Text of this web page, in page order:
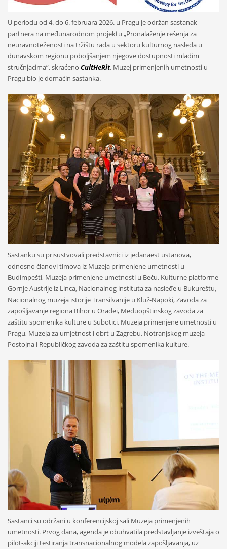
U periodu od 4. do 6. februara 2026. u Pragu je održan sastanak
partnera na međunarodnom projektu „Pronalaženje rešenja za
neuravnoteženosti na tržištu rada u sektoru kulturnog nasleđa u
dunavskom regionu poboljšanjem njegove dostupnosti mladim
stručnjacima”, skraćeno CultHeRit. Muzej primenjenih umetnosti u
Pragu bio je domaćin sastanka.
Sastanku su prisustvovali predstavnici iz jedanaest ustanova,
odnosno članovi timova iz Muzeja primenjene umetnosti u
Budimpešti, Muzeja primenjene umetnosti u Beču, Kulturne platforme
Gornje Austrije iz Linca, Nacionalnog instituta za nasleđe u Bukureštu,
Nacionalnog muzeja istorije Transilvanije u Kluž-Napoki, Zavoda za
zapošljavanje regiona Bihor u Oradei, Međuopštinskog zavoda za
zaštitu spomenika kulture u Subotici, Muzeja primenjene umetnosti u
Pragu, Muzeja za umjetnost i obrt u Zagrebu, Notranjskog muzeja
Postojna i Republičkog zavoda za zaštitu spomenika kulture.
Sastanci su održani u konferencijskoj sali Muzeja primenjenih
umetnosti. Prvog dana, agenda je obuhvatila predstavljanje izveštaja o
pilot-akciji testiranja transnacionalnog modela zapošljavanja, uz